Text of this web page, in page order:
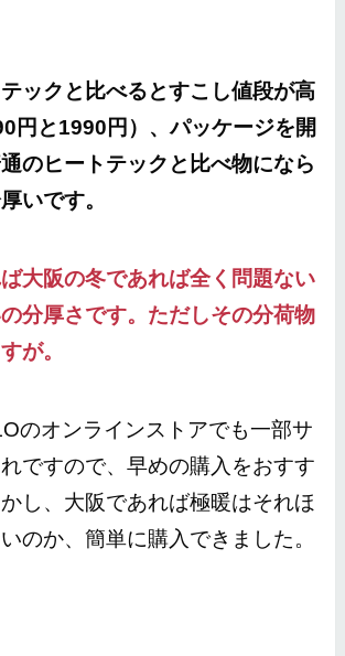
ックと比べるとすこし値段が高
円と1990円）、パッケージを開
のヒートテックと比べ物になら
いです。
大阪の冬であれば全く問題ない
分厚さです。ただしその分荷物
が。
のオンラインストアでも一部サ
ですので、早めの購入をおすす
し、大阪であれば極暖はそれほ
のか、簡単に購入できました。